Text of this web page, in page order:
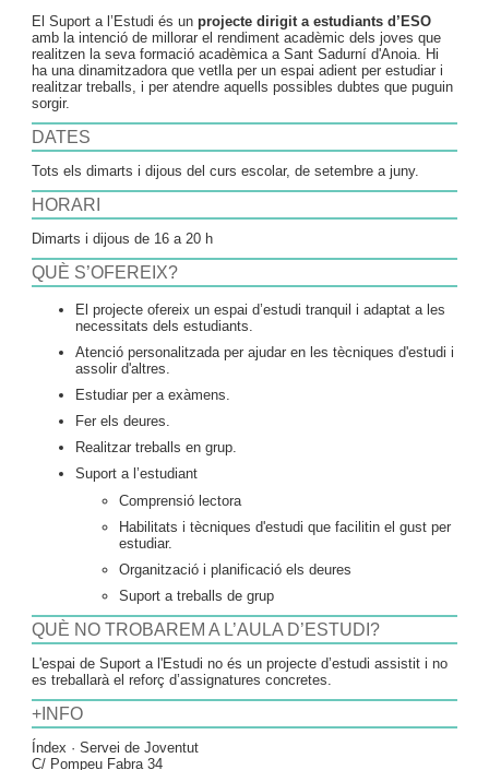
El Suport a l’Estudi és un projecte dirigit a estudiants d’ESO
amb la intenció de millorar el rendiment acadèmic dels joves que
realitzen la seva formació acadèmica a Sant Sadurní d'Anoia. Hi
ha una dinamitzadora que vetlla per un espai adient per estudiar i
realitzar treballs, i per atendre aquells possibles dubtes que puguin
sorgir.
DATES
Tots els dimarts i dijous del curs escolar, de setembre a juny.
HORARI
Dimarts i dijous de 16 a 20 h
QUÈ S’OFEREIX?
El projecte ofereix un espai d’estudi tranquil i adaptat a les
necessitats dels estudiants.
Atenció personalitzada per ajudar en les tècniques d'estudi i
assolir d'altres.
Estudiar per a exàmens.
Fer els deures.
Realitzar treballs en grup.
Suport a l’estudiant
Comprensió lectora
Habilitats i tècniques d'estudi que facilitin el gust per
estudiar.
Organització i planificació els deures
Suport a treballs de grup
QUÈ NO TROBAREM A L’AULA D’ESTUDI?
L'espai de Suport a l'Estudi no és un projecte d’estudi assistit i no
es treballarà el reforç d’assignatures concretes.
+INFO
Índex · Servei de Joventut
C/ Pompeu Fabra 34